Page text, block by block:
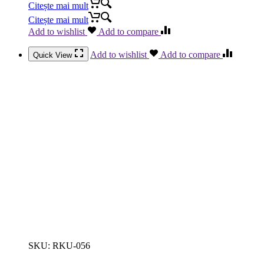
Citește mai mult
Citește mai mult
Add to wishlist
Add to compare
Quick View Add to wishlist Add to compare
SKU: RKU-056